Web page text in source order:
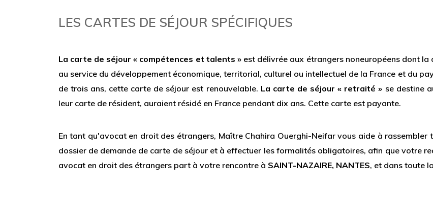
LES CARTES DE SÉJOUR SPÉCIFIQUES
La carte de séjour « compétences et talents » est délivrée aux étrangers noneuropéens dont
au service du développement économique, territorial, culturel ou intellectuel de la France et du
de trois ans, cette carte de séjour est renouvelable. La carte de séjour « retraité » se destine
leur carte de résident, auraient résidé en France pendant dix ans. Cette carte est payante.
En tant qu'avocat en droit des étrangers, Maître Chahira Ouerghi-Neifar vous aide à
dossier de demande de carte de séjour et à effectuer les formalités obligatoires, afin que votre
avocat en droit des étrangers part à votre rencontre à SAINT-NAZAIRE, NANTES, et dans toute